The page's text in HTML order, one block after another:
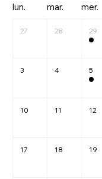
lun. mar. mer.
27 28 29
3 4 5
10 11 12
17 18 19